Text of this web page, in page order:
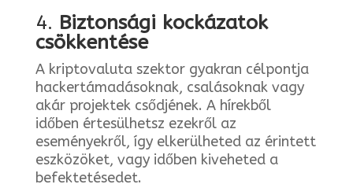
4. Biztonsági kockázatok
csökkentése
A kriptovaluta szektor gyakran célpontja
hackertámadásoknak, csalásoknak vagy
akár projektek csődjének. A hírekből
időben értesülhetsz ezekről az
eseményekről, így elkerülheted az érintett
eszközöket, vagy időben kiveheted a
befektetésedet.